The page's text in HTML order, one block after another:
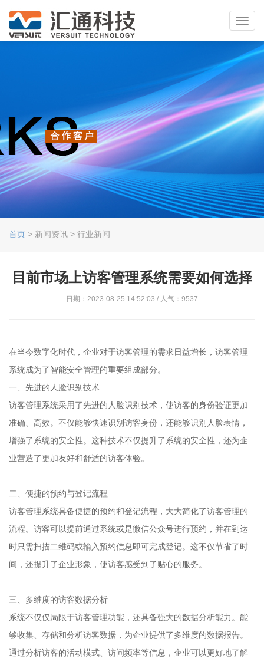
首页 > 新闻资讯 > 行业新闻
目前市场上访客管理系统需要如何选择
日期：2023-08-25 14:52:03 / 人气：9537
在当今数字化时代，企业对于访客管理的需求日益增长，访客管理
系统成为了智能安全管理的重要组成部分。
一、先进的人脸识别技术
访客管理系统采用了先进的人脸识别技术，使访客的身份验证更加
准确、高效。不仅能够快速识别访客身份，还能够识别人脸表情，
增强了系统的安全性。这种技术不仅提升了系统的安全性，还为企
业营造了更加友好和舒适的访客体验。
二、便捷的预约与登记流程
访客管理系统具备便捷的预约和登记流程，大大简化了访客管理的
流程。访客可以提前通过系统或是微信公众号进行预约，并在到达
时只需扫描二维码或输入预约信息即可完成登记。这不仅节省了时
间，还提升了企业形象，使访客感受到了贴心的服务。
三、多维度的访客数据分析
系统不仅仅局限于访客管理功能，还具备强大的数据分析能力。能
够收集、存储和分析访客数据，为企业提供了多维度的数据报告。
通过分析访客的活动模式、访问频率等信息，企业可以更好地了解